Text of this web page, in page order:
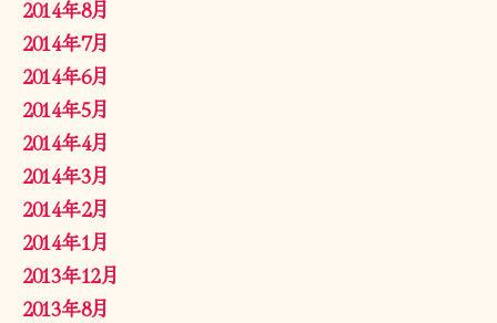
2014年8月
2014年7月
2014年6月
2014年5月
2014年4月
2014年3月
2014年2月
2014年1月
2013年12月
2013年8月